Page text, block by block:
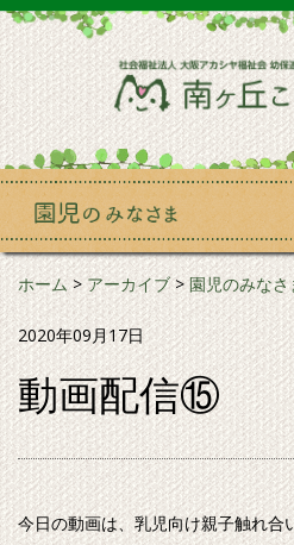
ホーム>アーカイブ>園児のみなさ
2020年09月17日
動画配信⑮
今日の動画は、乳児向け親子触れ合